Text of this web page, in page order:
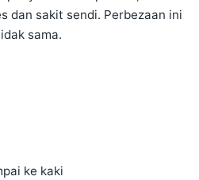
dan sakit sendi. Perbezaan ini
sama.
ke kaki